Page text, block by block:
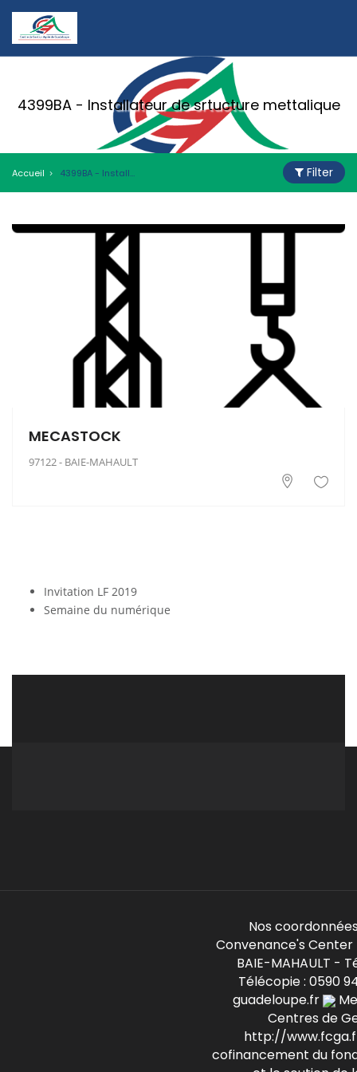
4399BA - Installateur de srtucture mettalique
Accueil 4399BA - Installateur de srtucture mettalique Filter
MECASTOCK
97122 - BAIE-MAHAULT
Invitation LF 2019
Semaine du numérique
Nos coordonnées
Convenance's Center
BAIE-MAHAULT -
Télécopie : 0590
guadeloupe.fr
Centres de
http://
cofinancement du